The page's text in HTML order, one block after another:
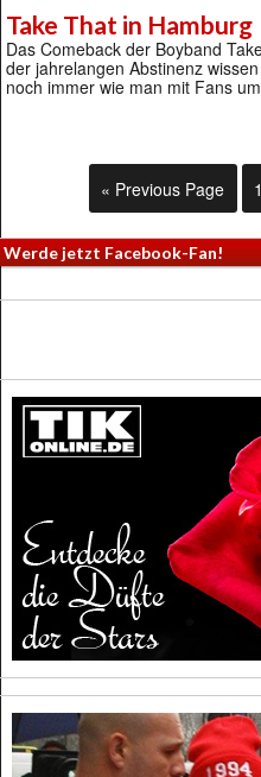
Take That in Hamburg
Das Comeback der Boyband
der jahrelangen Abstinenz
noch immer wie man mit Fans
« Previous Page 1
Werde jetzt Facebook-Fan!